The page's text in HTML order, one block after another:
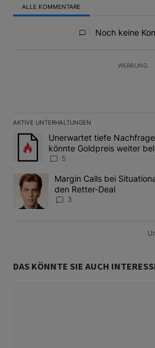
ALLE KOMMENTARE
Noch keine
WERBUNG
AKTIVE UNTERHALTUNGEN
Das Folgende ist eine Liste der am
Ein Trendartikel mit dem Titel
Unerwartet tiefe
könnte Goldpreis weiter
5
Ein Trendartikel mit dem Titel
Margin Calls bei
den Retter-Deal
3
DAS KÖNNTE SIE AUCH